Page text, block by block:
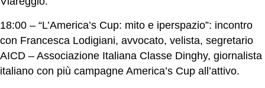
18:00 – “L’America’s Cup: mito e iperspazio”: incontro
con Francesca Lodigiani, avvocato, velista, segretario
AICD – Associazione Italiana Classe Dinghy, giornalista
italiano con più campagne America’s Cup all’attivo.